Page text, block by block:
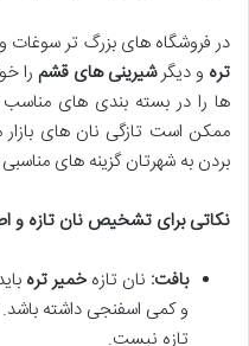
در فروشگاه های بزرگ تر سوغات
تره و دیگرشیرینی های قشم را
ها را در بسته بندی های
ممکن است تازگی نان های بازار
بردن به شهرتان گزینه های
نکاتی برای تشخیص نان تازه و
بافت: نان تازهخمیر تره
و کمی اسفنجی داشته
تازه نیست.